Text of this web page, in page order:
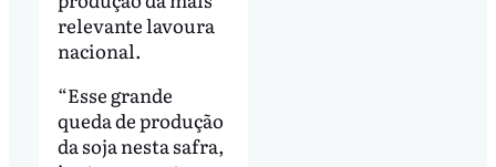
relevante lavoura
nacional.
“Esse grande
queda de produção
da soja nesta safra,